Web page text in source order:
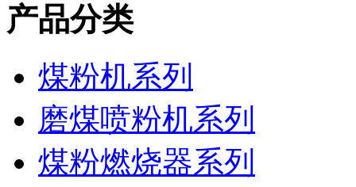
产品分类
煤粉机系列
磨煤喷粉机系列
煤粉燃烧器系列